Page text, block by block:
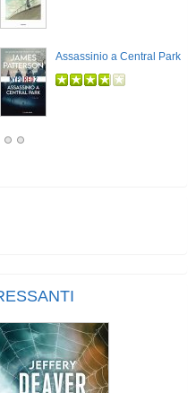
Assassinio a Central Park